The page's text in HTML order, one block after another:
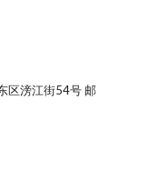
区滂江街54号 邮